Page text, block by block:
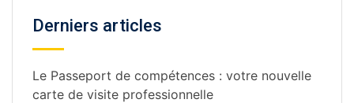
Derniers articles
Le Passeport de compétences : votre nouvelle
carte de visite professionnelle